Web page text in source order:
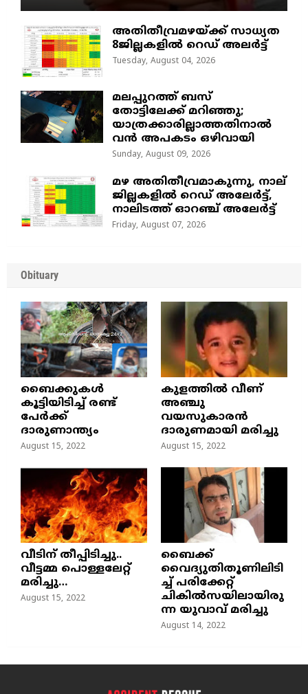
അതിതീവ്രമഴയ്ക്ക് സാധ്യത
8ജില്ലകളിൽ റെഡ് അലർട്ട്
Tuesday, August 04, 2026
മലപ്പുറത്ത് ബസ്
തോട്ടിലേക്ക് മറിഞ്ഞു;
യാത്രക്കാരില്ലാത്തതിനാൽ
വൻ അപകടം ഒഴിവായി
Sunday, August 09, 2026
മഴ അതിതീവ്രമാകുന്നു, നാല്
ജില്ലകളില്‍ റെഡ് അലേര്‍ട്ട്‌,
നാലിടത്ത് ഓറഞ്ച് അലേർട്ട്
Friday, August 07, 2026
Obituary
ബൈക്കുകൾ
കൂട്ടിയിടിച്ച് രണ്ട്
പേർക്ക്
ദാരുണാന്ത്യം
August 15, 2022
കുളത്തില്‍ വീണ്
അഞ്ചു
വയസുകാരന്‍
ദാരുണമായി മരിച്ചു
August 15, 2022
വീടിന് തീപ്പിടിച്ചു..
വീട്ടമ്മ പൊള്ളലേറ്റ്
മരിച്ചു…
August 15, 2022
ബൈക്ക്
വൈദ്യുതിതൂണിലിടി
ച്ച്‌ പരിക്കേറ്റ്
ചികില്‍സയിലായിരു
ന്ന യുവാവ് മരിച്ചു
August 14, 2022